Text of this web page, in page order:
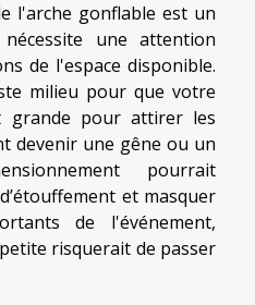
l'arche gonflable est un
une attention
de l'espace disponible.
milieu pour que votre
grande pour attirer les
devenir une gêne ou un
pourrait
et masquer
de l'événement,
risquerait de passer